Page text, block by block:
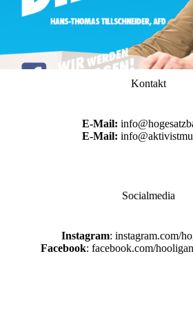
Kontakt
E-Mail:
E-Mail:
Socialmedia
Instagram: instagram.com/
Facebook: facebook.com/